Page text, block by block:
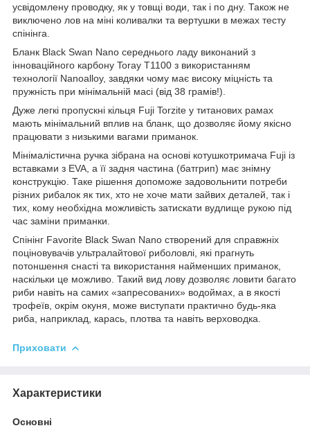
усвідомлену проводку, як у товщі води, так і по дну. Також не
виключено лов на міні коливалки та вертушки в межах тесту
спінінга.
Бланк Black Swan Nano середнього ладу виконаний з
інноваційного карбону Toray Т1100 з використанням
технології Nanoalloy, завдяки чому має високу міцність та
пружність при мінімальній масі (від 38 грамів!).
Дуже легкі пропускні кільця Fuji Torzite у титанових рамах
мають мінімальний вплив на бланк, що дозволяє йому якісно
працювати з низькими вагами приманок.
Мінімалістична ручка зібрана на основі котушкотримача Fuji із
вставками з EVA, а її задня частина (батгрип) має знімну
конструкцію. Таке рішення допоможе задовольнити потреби
різних рибалок як тих, хто не хоче мати зайвих деталей, так і
тих, кому необхідна можливість затискати вудлище рукою під
час заміни приманки.
Спінінг Favorite Black Swan Nano створений для справжніх
поціновувачів ультралайтової риболовлі, які прагнуть
потоншення снасті та використання найменших приманок,
наскільки це можливо. Такий вид лову дозволяє ловити багато
риби навіть на самих «запресованих» водоймах, а в якості
трофеїв, окрім окуня, може виступати практично будь-яка
риба, наприклад, карась, плотва та навіть верховодка.
Приховати
Характеристики
Основні